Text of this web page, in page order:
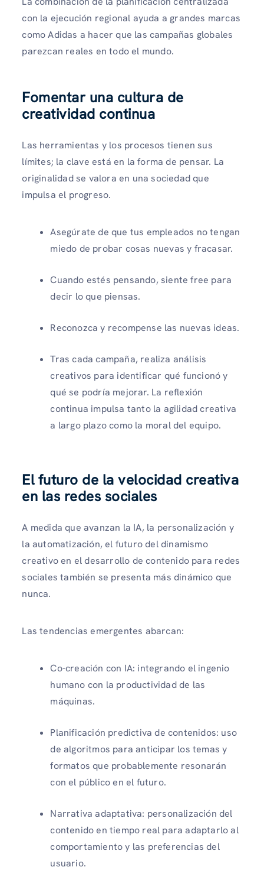
con la ejecución regional ayuda a grandes marcas
como Adidas a hacer que las campañas globales
parezcan reales en todo el mundo.
Fomentar una cultura de
creatividad continua
Las herramientas y los procesos tienen sus
límites; la clave está en la forma de pensar. La
originalidad se valora en una sociedad que
impulsa el progreso.
Asegúrate de que tus empleados no tengan
miedo de probar cosas nuevas y fracasar.
Cuando estés pensando, siente free para
decir lo que piensas.
Reconozca y recompense las nuevas ideas.
Tras cada campaña, realiza análisis
creativos para identificar qué funcionó y
qué se podría mejorar. La reflexión
continua impulsa tanto la agilidad creativa
a largo plazo como la moral del equipo.
El futuro de la velocidad creativa
en las redes sociales
A medida que avanzan la IA, la personalización y
la automatización, el futuro del dinamismo
creativo en el desarrollo de contenido para redes
sociales también se presenta más dinámico que
nunca.
Las tendencias emergentes abarcan:
Co-creación con IA: integrando el ingenio
humano con la productividad de las
máquinas.
Planificación predictiva de contenidos: uso
de algoritmos para anticipar los temas y
formatos que probablemente resonarán
con el público en el futuro.
Narrativa adaptativa: personalización del
contenido en tiempo real para adaptarlo al
comportamiento y las preferencias del
usuario.